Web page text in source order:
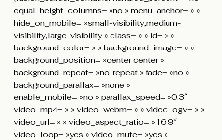
equal_height_columns= »no » menu_anchor= » »
hide_on_mobile= »small-visibility,medium-
visibility,large-visibility » class= » » id= » »
background_color= » » background_image= » »
background_position= »center center »
background_repeat= »no-repeat » fade= »no »
background_parallax= »none »
enable_mobile= »no » parallax_speed= »0.3″
video_mp4= » » video_webm= » » video_ogv= » »
video_url= » » video_aspect_ratio= »16:9″
video_loop= »yes » video_mute= »yes »